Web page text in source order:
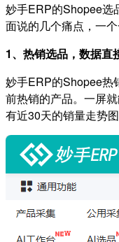
妙手ERP的Shopee选
面说的几个痛点，一个
1、热销选品，数据直
妙手ERP的Shopee热
前热销的产品。一屏
有近30天的销量走势图